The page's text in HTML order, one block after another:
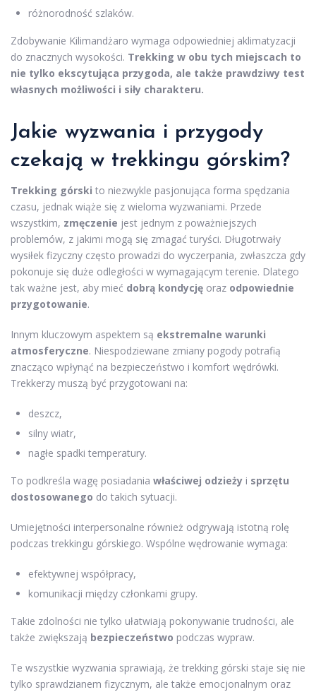
różnorodność szlaków.
Zdobywanie Kilimandżaro wymaga odpowiedniej aklimatyzacji
do znacznych wysokości. Trekking w obu tych miejscach to
nie tylko ekscytująca przygoda, ale także prawdziwy test
własnych możliwości i siły charakteru.
Jakie wyzwania i przygody
czekają w trekkingu górskim?
Trekking górski to niezwykle pasjonująca forma spędzania
czasu, jednak wiąże się z wieloma wyzwaniami. Przede
wszystkim, zmęczenie jest jednym z poważniejszych
problemów, z jakimi mogą się zmagać turyści. Długotrwały
wysiłek fizyczny często prowadzi do wyczerpania, zwłaszcza gdy
pokonuje się duże odległości w wymagającym terenie. Dlatego
tak ważne jest, aby mieć dobrą kondycję oraz odpowiednie
przygotowanie.
Innym kluczowym aspektem są ekstremalne warunki
atmosferyczne. Niespodziewane zmiany pogody potrafią
znacząco wpłynąć na bezpieczeństwo i komfort wędrówki.
Trekkerzy muszą być przygotowani na:
deszcz,
silny wiatr,
nagłe spadki temperatury.
To podkreśla wagę posiadania właściwej odzieży i sprzętu
dostosowanego do takich sytuacji.
Umiejętności interpersonalne również odgrywają istotną rolę
podczas trekkingu górskiego. Wspólne wędrowanie wymaga:
efektywnej współpracy,
komunikacji między członkami grupy.
Takie zdolności nie tylko ułatwiają pokonywanie trudności, ale
także zwiększają bezpieczeństwo podczas wypraw.
Te wszystkie wyzwania sprawiają, że trekking górski staje się nie
tylko sprawdzianem fizycznym, ale także emocjonalnym oraz